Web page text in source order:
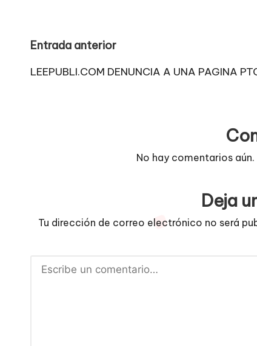
Navegación
de
Entrada anterior
LEEPUBLI.COM DENUNCIA A UNA PAGINA
No hay comentarios
Deja
Tu dirección de correo electrónico no será